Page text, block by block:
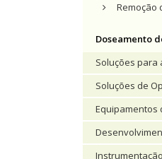
Remoção
Doseamento
Soluções para
Soluções de
Equipamentos